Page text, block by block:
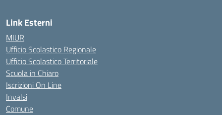
Link Esterni
MIUR
Ufficio Scolastico Regionale
Ufficio Scolastico Territoriale
Scuola in Chiaro
Iscrizioni On Line
Invalsi
Comune